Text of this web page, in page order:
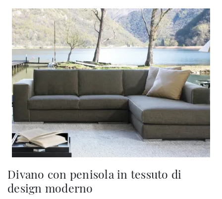
Divano con penisola in tessuto di
design moderno